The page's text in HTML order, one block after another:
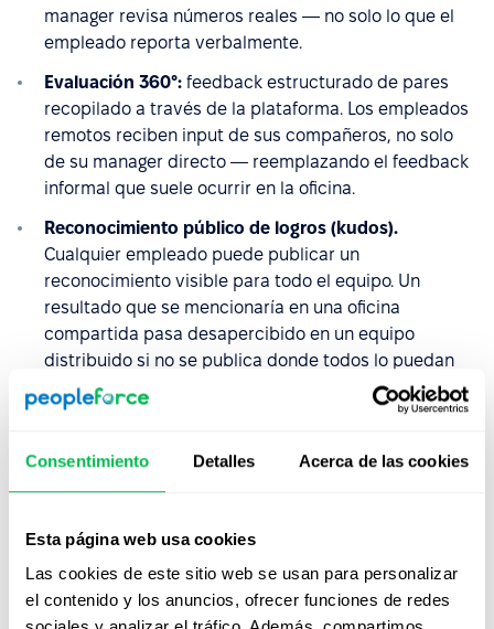
Consentimiento Detalles Acerca de las cookies
Esta página web usa cookies
Las cookies de este sitio web se usan para personalizar
el contenido y los anuncios, ofrecer funciones de redes
manager revisa números reales — no solo lo que el
empleado reporta verbalmente.
Evaluación 360°: feedback estructurado de pares
recopilado a través de la plataforma. Los empleados
remotos reciben input de sus compañeros, no solo
de su manager directo — reemplazando el feedback
informal que suele ocurrir en la oficina.
Reconocimiento público de logros (kudos).
Cualquier empleado puede publicar un
reconocimiento visible para todo el equipo. Un
resultado que se mencionaría en una oficina
compartida pasa desapercibido en un equipo
distribuido si no se publica donde todos lo puedan
Algunos clientes de PeopleForce
a través del calendario integrado y
abren cada reunión con un "logro de
la semana" de cada participante.